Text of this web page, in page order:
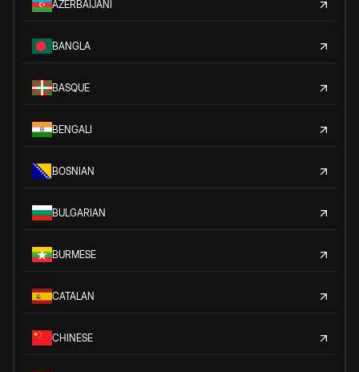
AZERBAIJANI
BANGLA
BASQUE
BENGALI
BOSNIAN
BULGARIAN
BURMESE
CATALAN
CHINESE